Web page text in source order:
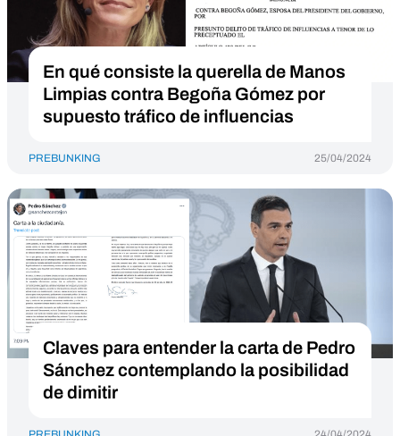
En qué consiste la querella de Manos
Limpias contra Begoña Gómez por
supuesto tráfico de influencias
PREBUNKING 25/04/2024
Claves para entender la carta de Pedro
Sánchez contemplando la posibilidad
de dimitir